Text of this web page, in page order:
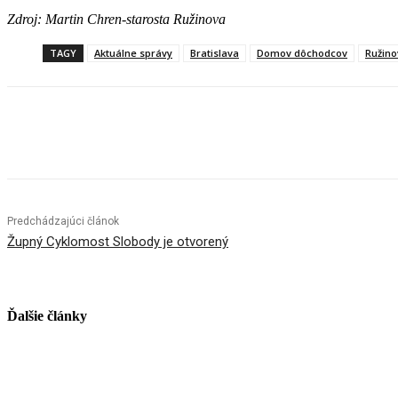
Zdroj: Martin Chren-starosta Ružinova
TAGY Aktuálne správy Bratislava Domov dôchodcov
Predchádzajúci článok
Župný Cyklomost Slobody je otvorený
Ďalšie články